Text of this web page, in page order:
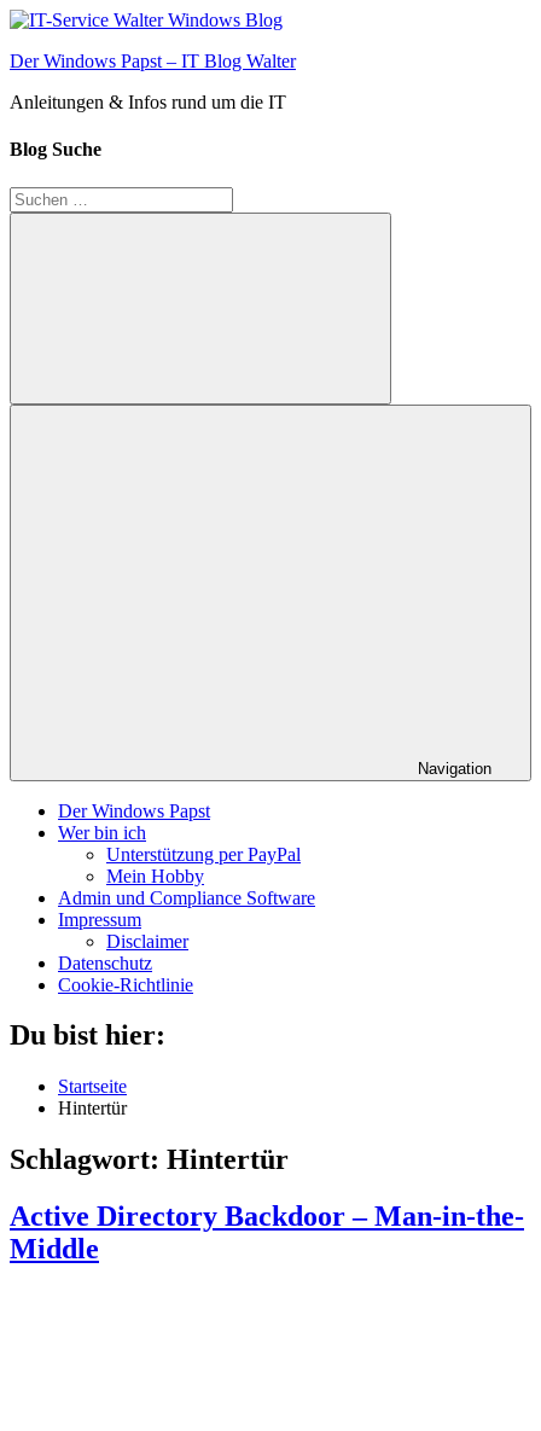
Zum
springen
Der Windows Papst – IT Blog Walter
Anleitungen & Infos rund um die IT
Blog Suche
Suchen
nach:
Suchen
Navigation
Der Windows Papst
Wer bin ich
Unterstützung per PayPal
Mein Hobby
Admin und Compliance Software
Impressum
Disclaimer
Datenschutz
Cookie-Richtlinie
Du bist hier:
Startseite
Hintertür
Schlagwort: Hintertür
Active Directory Backdoor – Man-in-the-
Middle